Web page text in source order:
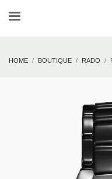
HOME BOUTIQUE RADO